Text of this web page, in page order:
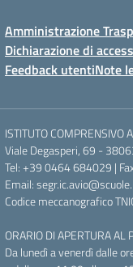
Amministrazione
Dichiarazione di
Feedback utentiNote
ISTITUTO COMPRENSIVO
Viale Degasperi, 69 -
Tel: +39 0464 684029 |
Email:
Codice meccanografico
ORARIO DI APERTURA AL
Da lunedì a venerdì dalle